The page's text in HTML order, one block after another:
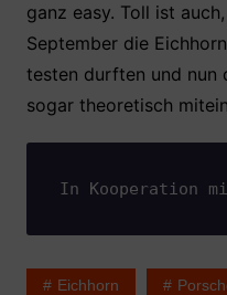
ganz easy. Toll ist
September die
testen durften und nun
sogar theoretisch
In Kooperation
Eichhorn